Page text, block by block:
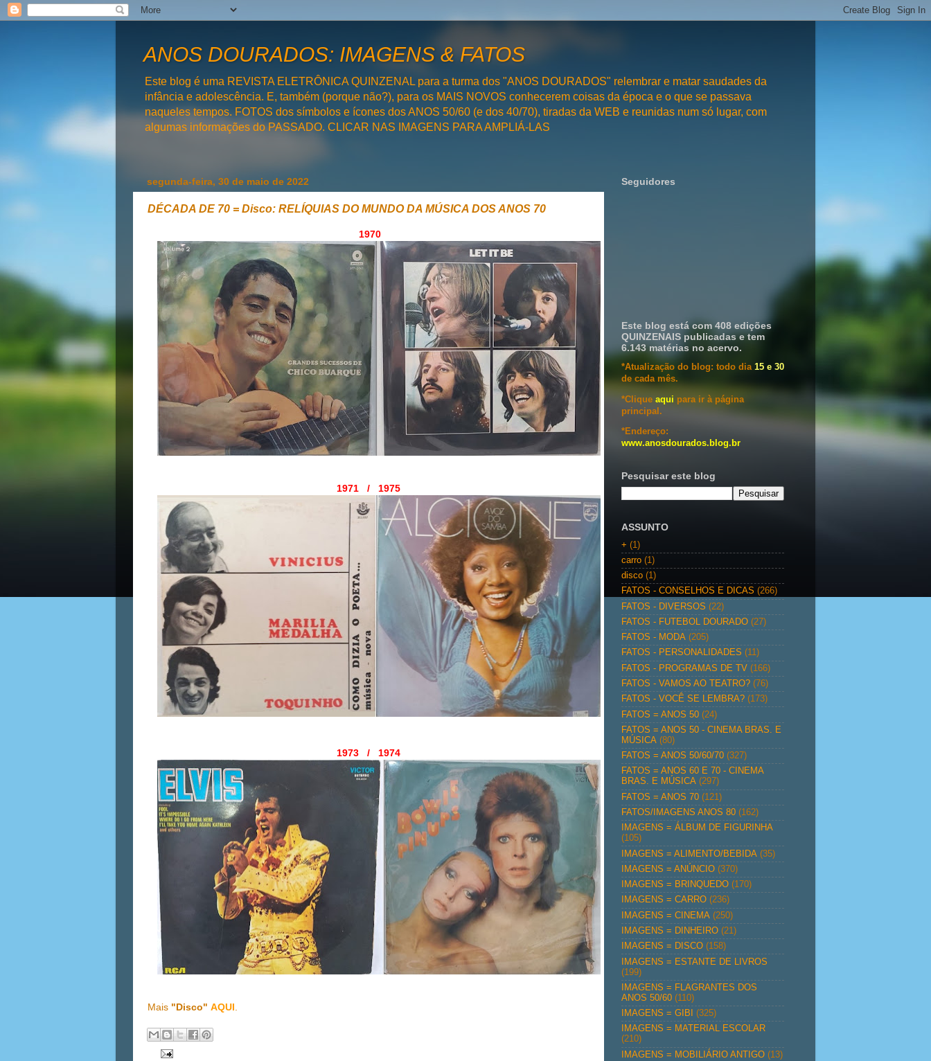
ANOS DOURADOS: IMAGENS & FATOS
Este blog é uma REVISTA ELETRÔNICA QUINZENAL para a turma dos "ANOS DOURADOS" relembrar e matar saudades da
infância e adolescência. E, também (porque não?), para os MAIS NOVOS conhecerem coisas da época e o que se passava
naqueles tempos. FOTOS dos símbolos e ícones dos ANOS 50/60 (e dos 40/70), tiradas da WEB e reunidas num só lugar, com
algumas informações do PASSADO. CLICAR NAS IMAGENS PARA AMPLIÁ-LAS
segunda-feira, 30 de maio de 2022
DÉCADA DE 70 = Disco: RELÍQUIAS DO MUNDO DA MÚSICA DOS ANOS 70
1970
1971 / 1975
1973 / 1974
Mais "Disco" AQUI.
Seguidores
Este blog está com 408 edições
QUINZENAIS publicadas e tem
6.143 matérias no acervo.
*Atualização do blog: todo dia 15 e 30
de cada mês.
*Clique aqui para ir à página
principal.
*Endereço:
www.anosdourados.blog.br
Pesquisar este blog
ASSUNTO
+ (1)
carro (1)
disco (1)
FATOS - CONSELHOS E DICAS (266)
FATOS - DIVERSOS (22)
FATOS - FUTEBOL DOURADO (27)
FATOS - MODA (205)
FATOS - PERSONALIDADES (11)
FATOS - PROGRAMAS DE TV (166)
FATOS - VAMOS AO TEATRO? (76)
FATOS - VOCÊ SE LEMBRA? (173)
FATOS = ANOS 50 (24)
FATOS = ANOS 50 - CINEMA BRAS. E
MÚSICA (80)
FATOS = ANOS 50/60/70 (327)
FATOS = ANOS 60 E 70 - CINEMA
BRAS. E MÚSICA (297)
FATOS = ANOS 70 (121)
FATOS/IMAGENS ANOS 80 (162)
IMAGENS = ÁLBUM DE FIGURINHA
(105)
IMAGENS = ALIMENTO/BEBIDA (35)
IMAGENS = ANÚNCIO (370)
IMAGENS = BRINQUEDO (170)
IMAGENS = CARRO (236)
IMAGENS = CINEMA (250)
IMAGENS = DINHEIRO (21)
IMAGENS = DISCO (158)
IMAGENS = ESTANTE DE LIVROS
(199)
IMAGENS = FLAGRANTES DOS
ANOS 50/60 (110)
IMAGENS = GIBI
(325)
IMAGENS = MATERIAL ESCOLAR
(210)
IMAGENS = MOBILIÁRIO ANTIGO (13)